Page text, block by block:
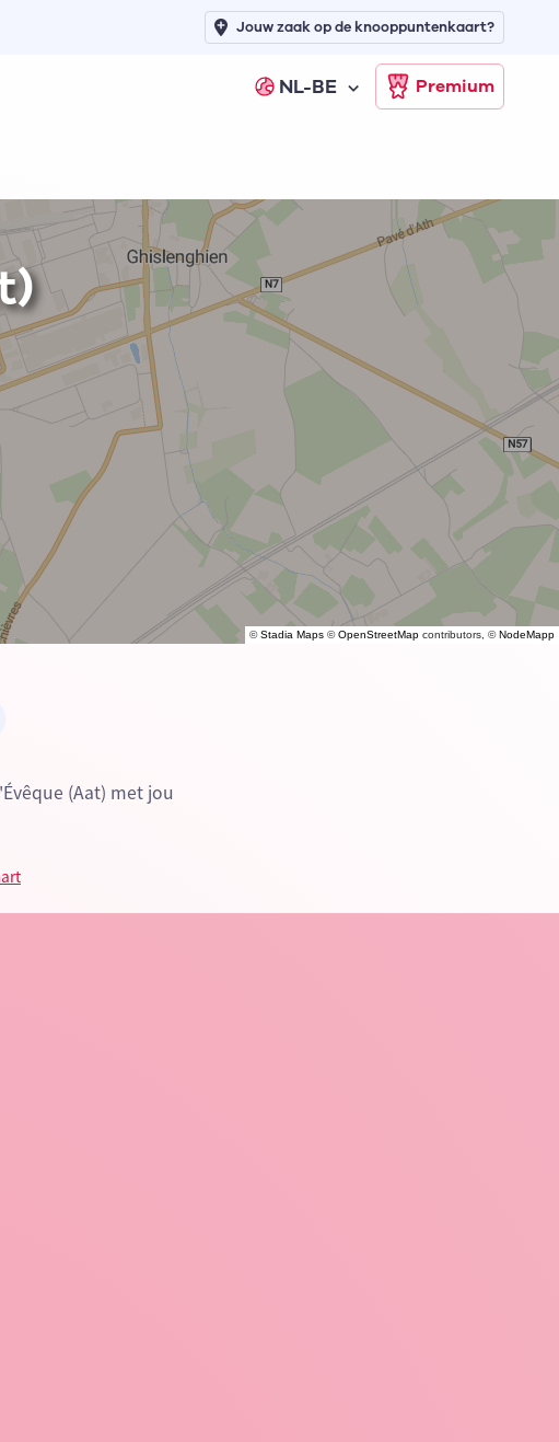
NL-BE Premium
Jouw zaak op de knooppuntenkaart?
©Stadia Maps ©OpenStreetMap contributors, ©NodeMapp
(Aat) met jou